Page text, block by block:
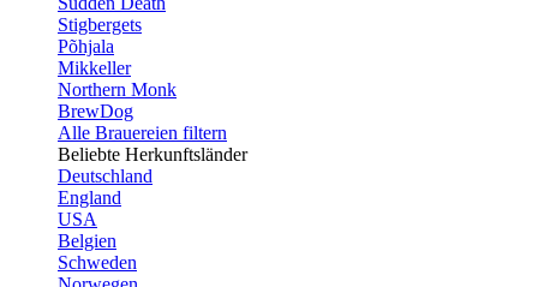
Stigbergets
Põhjala
Mikkeller
Northern Monk
BrewDog
Alle Brauereien filtern
Beliebte Herkunftsländer
Deutschland
England
USA
Belgien
Schweden